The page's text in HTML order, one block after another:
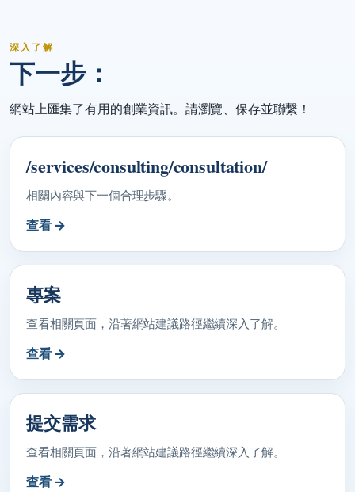
深入了解
下一步：
網站上匯集了有用的創業資訊。請瀏覽、保存並聯繫！
/services/consulting/consultation/
相關內容與下一個合理步驟。
查看 →
專案
查看相關頁面，沿著網站建議路徑繼續深入了解。
查看 →
提交需求
查看相關頁面，沿著網站建議路徑繼續深入了解。
查看 →